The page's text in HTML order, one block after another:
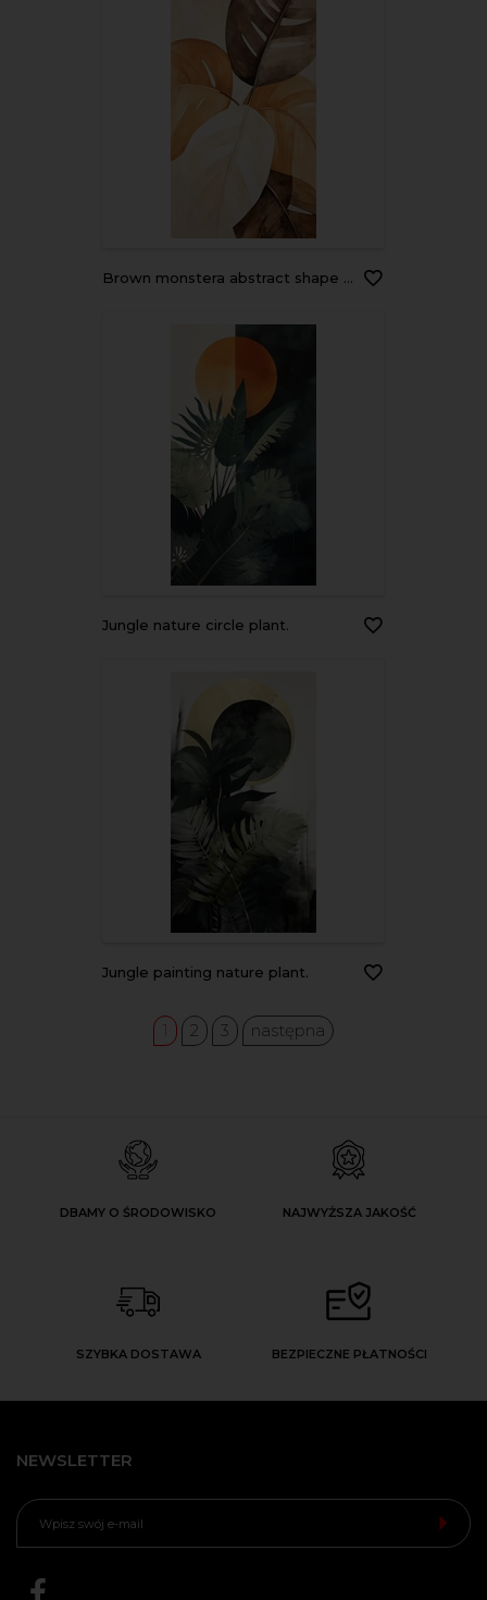
Brown monstera abstract shape plant leaf art.
Jungle nature circle plant.
Jungle painting nature plant.
1 2 3 następna
DBAMY O ŚRODOWISKO NAJWYŻSZA JAKOŚĆ
SZYBKA DOSTAWA BEZPIECZNE PŁATNOŚCI
NEWSLETTER